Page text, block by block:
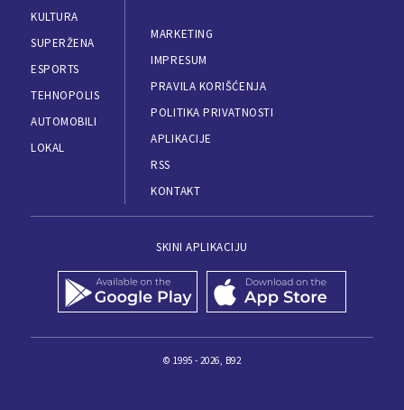
KULTURA
SUPERŽENA
ESPORTS
TEHNOPOLIS
AUTOMOBILI
LOKAL
MARKETING
IMPRESUM
PRAVILA KORIŠĆENJA
POLITIKA PRIVATNOSTI
APLIKACIJE
RSS
KONTAKT
SKINI APLIKACIJU
© 1995 - 2026, B92